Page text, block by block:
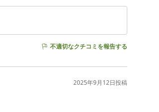
不適切なクチコミを報告する
2025年9月12日投稿